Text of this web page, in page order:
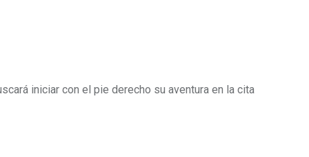
iniciar con el pie derecho su aventura en la cita